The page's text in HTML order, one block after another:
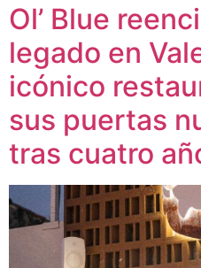
Ol’ Blue
legado en
icónico
sus puertas
tras cuatro